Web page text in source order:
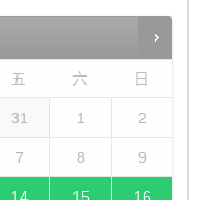
五 六 日
31 1 2
7 8 9
14 15 16